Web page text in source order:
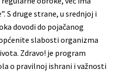
S druge strane, u srednjoj i
dovodi do pojačanog
slabosti organizma
Zdravo! je program
o pravilnoj ishrani i važnosti